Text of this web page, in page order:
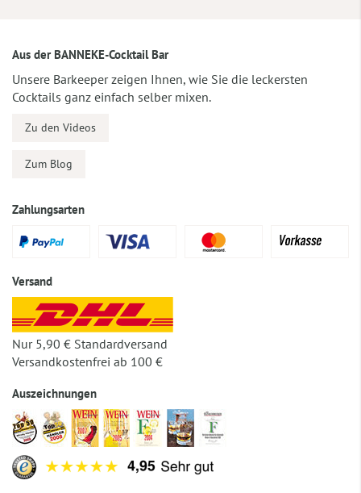
Aus der BANNEKE-Cocktail Bar
Unsere Barkeeper zeigen Ihnen, wie Sie die leckersten
Cocktails ganz einfach selber mixen.
Zu den Videos
Zum Blog
Zahlungsarten
Versand
Nur 5,90 € Standardversand
Versandkostenfrei ab 100 €
Auszeichnungen